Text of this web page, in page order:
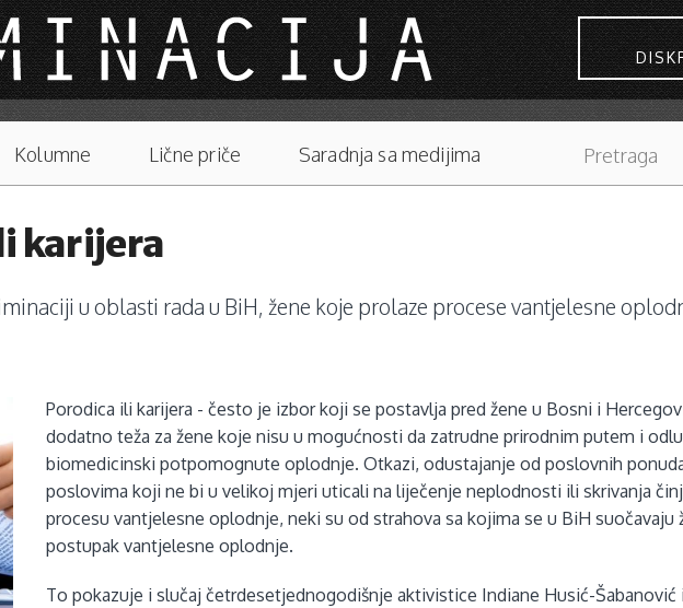
Kolumne Lične priče Saradnja sa medijima
karijera
u oblasti rada u BiH, žene koje prolaze procese vantjelesne
Porodica ili karijera - često je izbor koji se postavlja pred žene u Bosni i
dodatno teža za žene koje nisu u mogućnosti da zatrudne prirodnim putem i
biomedicinski potpomognute oplodnje. Otkazi, odustajanje od poslovnih
poslovima koji ne bi u velikoj mjeri uticali na liječenje neplodnosti ili skrivanja
procesu vantjelesne oplodnje, neki su od strahova sa kojima se u BiH suočavaju
postupak vantjelesne oplodnje.
To pokazuje i slučaj četrdesetjednogodišnje aktivistice Indiane Husić-Šabanović